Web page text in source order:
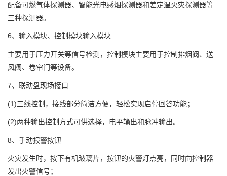
配备可燃气体探测器、智能光电感烟探测器和差定温火灾探测器等
三种探测器。
6、输入模块、控制模块输入模块
主要用于压力开关等信号检测，控制模块主要用于控制排烟阀、送
风阀、卷帘门等设备。
7、联动盘现场接口
(1)三线控制，接线部分简洁方便，轻松实现启停回答功能；
(2)两种输出控制方式可供选择，电平输出和脉冲输出。
8、手动报警按钮
火灾发生时，按下有机玻璃片，按钮的火警灯点亮，同时向控制器
发出火警信号；